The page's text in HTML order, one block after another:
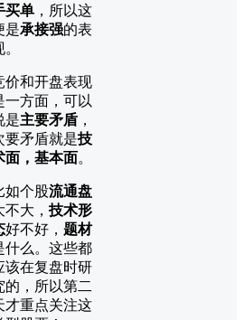
买单 ，所以这
是承接强的表
价和开盘表现
一方面，可以
是主要矛盾 ，
要矛盾就是技
面，基本面。
如个股流通盘
不大， 技术形
好不好， 题材
什么。这些都
该在复盘时研
的，所以第二
才重点关注这